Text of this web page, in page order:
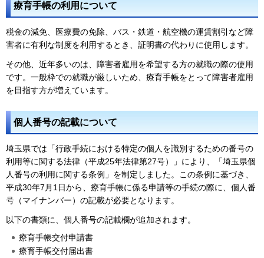
療育手帳の利用について
税金の減免、医療費の免除、バス・鉄道・航空機の運賃割引など障
害者に有利な制度を利用するとき、証明書の代わりに使用します。
その他、近年多いのは、障害者雇用を希望する方の就職の際の使用
です。一般枠での就職が厳しいため、療育手帳をとって障害者雇用
を目指す方が増えています。
個人番号の記載について
埼玉県では「行政手続における特定の個人を識別するための番号の
利用等に関する法律（平成25年法律第27号）」により、「埼玉県個
人番号の利用に関する条例」を制定しました。この条例に基づき、
平成30年7月1日から、療育手帳に係る申請等の手続の際に、個人番
号（マイナンバー）の記載が必要となります。
以下の書類に、個人番号の記載欄が追加されます。
療育手帳交付申請書
療育手帳交付届出書